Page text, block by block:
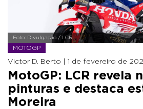
Foto: Divulgação / LCR
MOTOGP
Victor D. Berto | 1 de fevereiro de
MotoGP: LCR revela
pinturas e destaca
Moreira